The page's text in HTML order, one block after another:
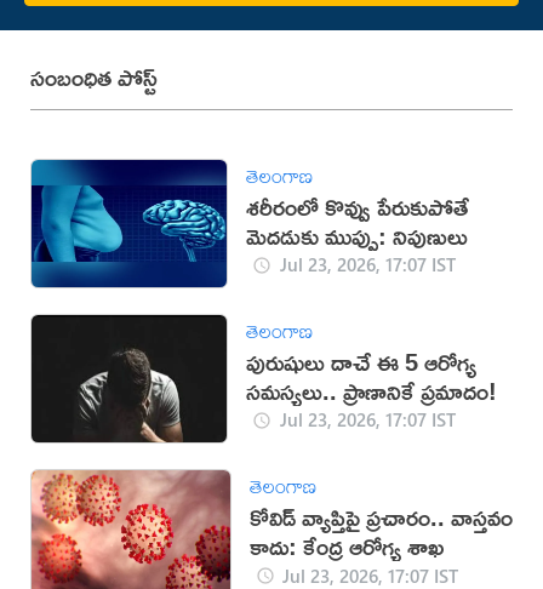
సంబంధిత పోస్ట్
తెలంగాణ
శరీరంలో కొవ్వు పేరుకుపోతే
మెదడుకు ముప్పు: నిపుణులు
Jul 23, 2026, 17:07 IST
తెలంగాణ
పురుషులు దాచే ఈ 5 ఆరోగ్య
సమస్యలు.. ప్రాణానికే ప్రమాదం!
Jul 23, 2026, 17:07 IST
తెలంగాణ
కోవిడ్ వ్యాప్తిపై ప్రచారం.. వాస్తవం
కాదు: కేంద్ర ఆరోగ్య శాఖ
Jul 23, 2026, 17:07 IST